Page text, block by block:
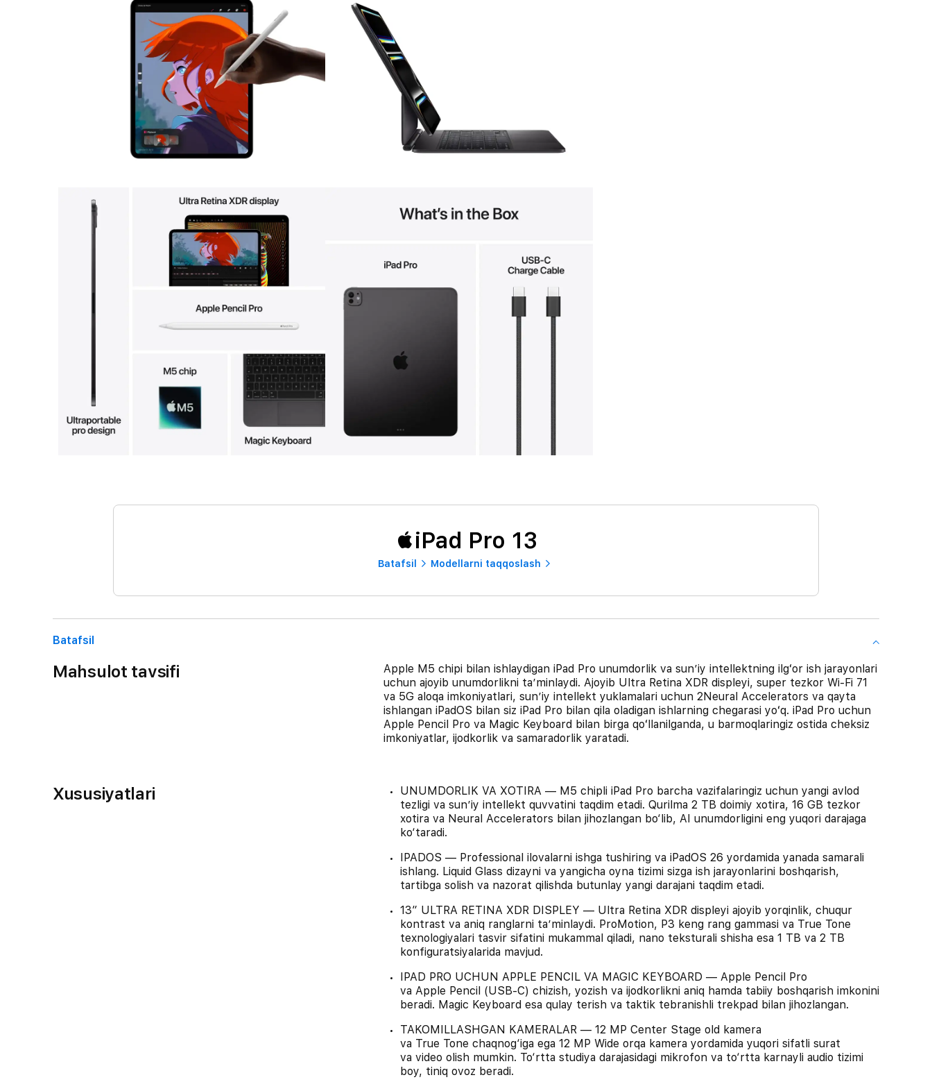
iPad Pro 13
Batafsil Modellarni taqqoslash
Batafsil
Mahsulot tavsifi
Apple M5 chipi bilan ishlaydigan iPad Pro unumdorlik va sunʼiy intellektning ilgʻor ish jarayonlari
uchun ajoyib unumdorlikni taʼminlaydi. Ajoyib Ultra Retina XDR displeyi, super tezkor Wi-Fi 71
va 5G aloqa imkoniyatlari, sunʼiy intellekt yuklamalari uchun 2Neural Accelerators va qayta
ishlangan iPadOS bilan siz iPad Pro bilan qila oladigan ishlarning chegarasi yoʻq. iPad Pro uchun
Apple Pencil Pro va Magic Keyboard bilan birga qoʻllanilganda, u barmoqlaringiz ostida cheksiz
imkoniyatlar, ijodkorlik va samaradorlik yaratadi.
Xususiyatlari
UNUMDORLIK VA XOTIRA — M5 chipli iPad Pro barcha vazifalaringiz uchun yangi avlod
tezligi va sunʼiy intellekt quvvatini taqdim etadi. Qurilma 2 TB doimiy xotira, 16 GB tezkor
xotira va Neural Accelerators bilan jihozlangan bo‘lib, AI unumdorligini eng yuqori darajaga
ko‘taradi.
IPADOS — Professional ilovalarni ishga tushiring va iPadOS 26 yordamida yanada samarali
ishlang. Liquid Glass dizayni va yangicha oyna tizimi sizga ish jarayonlarini boshqarish,
tartibga solish va nazorat qilishda butunlay yangi darajani taqdim etadi.
13″ ULTRA RETINA XDR DISPLEY — Ultra Retina XDR displeyi ajoyib yorqinlik, chuqur
kontrast va aniq ranglarni taʼminlaydi. ProMotion, P3 keng rang gammasi va True Tone
texnologiyalari tasvir sifatini mukammal qiladi, nano teksturali shisha esa 1 TB va 2 TB
konfiguratsiyalarida mavjud.
IPAD PRO UCHUN APPLE PENCIL VA MAGIC KEYBOARD — Apple Pencil Pro
va Apple Pencil (USB-C) chizish, yozish va ijodkorlikni aniq hamda tabiiy boshqarish imkonini
beradi. Magic Keyboard esa qulay terish va taktik tebranishli trekpad bilan jihozlangan.
TAKOMILLASHGAN KAMERALAR — 12 MP Center Stage old kamera
va True Tone chaqnog‘iga ega 12 MP Wide orqa kamera yordamida yuqori sifatli surat
va video olish mumkin. To‘rtta studiya darajasidagi mikrofon va to‘rtta karnayli audio tizimi
boy, tiniq ovoz beradi.